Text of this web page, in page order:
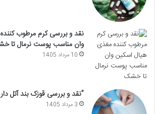
نقد و بررسی کرم مرطوب
وان مناسب پوست نرمال تا
10 مرداد 1405
”نقد و بررسی قوزک بند آتل دار
3 مرداد 1405